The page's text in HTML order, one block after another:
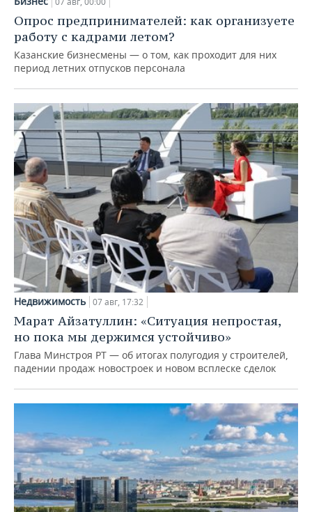
Опрос предпринимателей: как организуете
работу с кадрами летом?
Казанские бизнесмены — о том, как проходит для них
период летних отпусков персонала
Недвижимость 07 авг, 17:32
Марат Айзатуллин: «Ситуация непростая,
но пока мы держимся устойчиво»
Глава Минстроя РТ — об итогах полугодия у строителей,
падении продаж новостроек и новом всплеске сделок